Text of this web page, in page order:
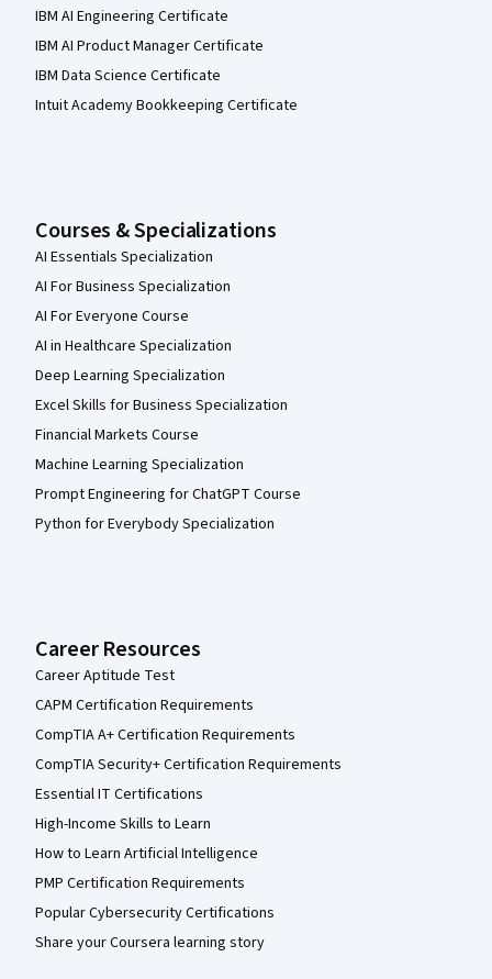
IBM AI Engineering Certificate
IBM AI Product Manager Certificate
IBM Data Science Certificate
Intuit Academy Bookkeeping Certificate
Courses & Specializations
AI Essentials Specialization
AI For Business Specialization
AI For Everyone Course
AI in Healthcare Specialization
Deep Learning Specialization
Excel Skills for Business Specialization
Financial Markets Course
Machine Learning Specialization
Prompt Engineering for ChatGPT Course
Python for Everybody Specialization
Career Resources
Career Aptitude Test
CAPM Certification Requirements
CompTIA A+ Certification Requirements
CompTIA Security+ Certification Requirements
Essential IT Certifications
High-Income Skills to Learn
How to Learn Artificial Intelligence
PMP Certification Requirements
Popular Cybersecurity Certifications
Share your Coursera learning story